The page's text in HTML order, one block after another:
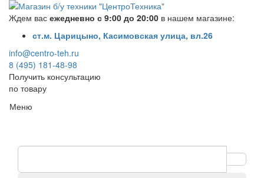
Ждем вас ежедневно с 9:00 до 20:00 в нашем магазине:
ст.м. Царицыно, Касимовская улица, вл.26
info@centro-teh.ru
8 (495) 181-48-98
Получить консультацию
по товару
Меню